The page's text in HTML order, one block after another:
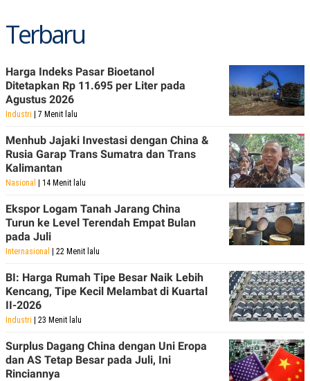
Terbaru
Harga Indeks Pasar Bioetanol
Ditetapkan Rp 11.695 per Liter pada
Agustus 2026
Industri | 7 Menit lalu
Menhub Jajaki Investasi dengan China &
Rusia Garap Trans Sumatra dan Trans
Kalimantan
Nasional | 14 Menit lalu
Ekspor Logam Tanah Jarang China
Turun ke Level Terendah Empat Bulan
pada Juli
Internasional | 22 Menit lalu
BI: Harga Rumah Tipe Besar Naik Lebih
Kencang, Tipe Kecil Melambat di Kuartal
II-2026
Industri | 23 Menit lalu
Surplus Dagang China dengan Uni Eropa
dan AS Tetap Besar pada Juli, Ini
Rinciannya